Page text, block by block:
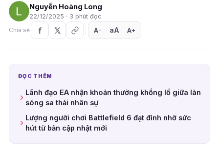
Nguyễn Hoàng Long
22/12/2025 · 3 phút đọc
Chia sẻ
A− aA A+
ĐỌC THÊM
Lãnh đạo EA nhận khoản thưởng khổng lồ giữa làn
sóng sa thải nhân sự
Lượng người chơi Battlefield 6 đạt đỉnh nhờ sức
hút từ bản cập nhật mới